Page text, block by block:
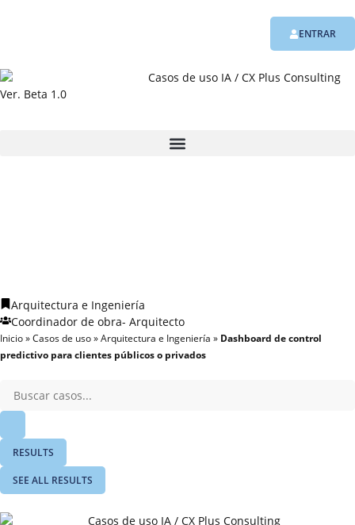
ENTRAR
Ver. Beta 1.0
Arquitectura e Ingeniería
Coordinador de obra- Arquitecto
Inicio»Casos de uso»Arquitectura e Ingeniería » Dashboard de control
predictivo para clientes públicos o privados
RESULTS
SEE ALL RESULTS